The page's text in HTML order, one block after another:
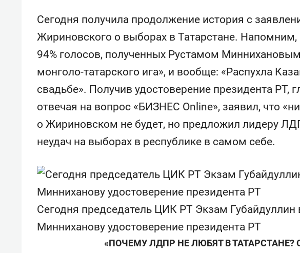
Сегодня получила продолжение история с
Жириновского о выборах в Татарстане.
94% голосов, полученных Рустамом
монголо-татарского ига», и вообще: «Распухла
свадьбе». Получив удостоверение президента РТ,
отвечая на вопрос «БИЗНЕС Online», заявил, что
о Жириновском не будет, но предложил лидеру
неудач на выборах в республике в самом себе.
Сегодня председатель ЦИК РТ Экзам Губайдуллин
Минниханову удостоверение президента РТ
«ПОЧЕМУ ЛДПР НЕ ЛЮБЯТ В ТАТАРСТАНЕ?
Рекомендуем
«Прорывы случались каждые
30 метров»: как «Водоканал»
лечит подземные артерии
Казани
Рекомендуем
Не только про еду:
гастрокомплекс
задает новый ритм
набережной Казанки